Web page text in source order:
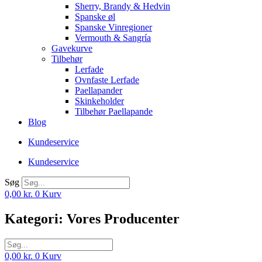
Sherry, Brandy & Hedvin
Spanske øl
Spanske Vinregioner
Vermouth & Sangría
Gavekurve
Tilbehør
Lerfade
Ovnfaste Lerfade
Paellapander
Skinkeholder
Tilbehør Paellapande
Blog
Kundeservice
Kundeservice
Søg
0,00 kr. 0 Kurv
Kategori: Vores Producenter
0,00 kr. 0 Kurv